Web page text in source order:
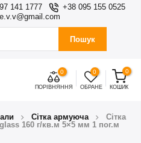
141 1777
+38 095 155 0525
Пошук
0
ПОРІВНЯННЯ
0
ОБРАНЕ
0
КОШИК
Сітка армуюча
Сітка
160 г/кв.м 5×5 мм 1 пог.м